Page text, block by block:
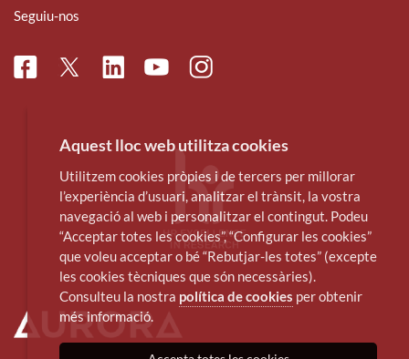
Seguiu-nos
FacebookTwitterLinkedinYoutubeInstagram
Aquest lloc web utilitza cookies
Utilitzem cookies pròpies i de tercers per millorar
l’experiència d’usuari, analitzar el trànsit, la vostra
navegació al web i personalitzar el contingut. Podeu
“Acceptar totes les cookies”, “Configurar les cookies”
que voleu acceptar o bé “Rebutjar-les totes” (excepte
les cookies tècniques que són necessàries).
Consulteu la nostra política de cookies per obtenir
més informació.